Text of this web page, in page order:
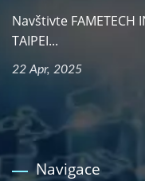
Navštivte FAMETECH
TAIPEI...
22 Apr, 2025
Navigace